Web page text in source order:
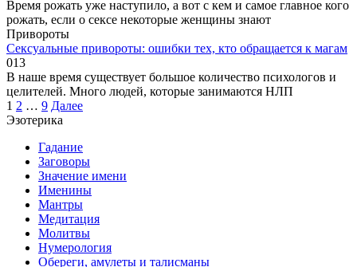
Время рожать уже наступило, а вот с кем и самое главное кого
рожать, если о сексе некоторые женщины знают
Привороты
Сексуальные привороты: ошибки тех, кто обращается к магам
013
В наше время существует большое количество психологов и
целителей. Много людей, которые занимаются НЛП
Пагинация
записей
1 2 … 9 Далее
Эзотерика
Гадание
Заговоры
Значение имени
Именины
Мантры
Медитация
Молитвы
Нумерология
Обереги, амулеты и талисманы